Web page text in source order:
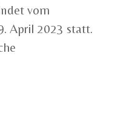
vom
April 2023 statt.